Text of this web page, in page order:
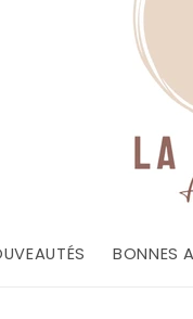
BONNES